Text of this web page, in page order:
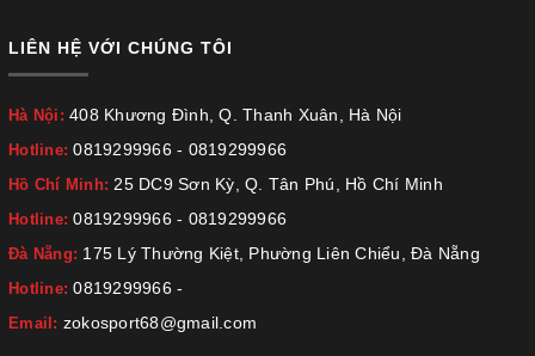
LIÊN HỆ VỚI CHÚNG TÔI
Hà Nội: 408 Khương Đình, Q. Thanh Xuân, Hà Nội
Hotline:0819299966 - 0819299966
Hồ Chí Minh:25 DC9 Sơn Kỳ, Q. Tân Phú, Hồ Chí Minh
Hotline:0819299966 - 0819299966
Đà Nẵng: 175 Lý Thường Kiệt, Phường Liên Chiểu, Đà Nẵng
Hotline:0819299966 -
Email: zokosport68@gmail.com